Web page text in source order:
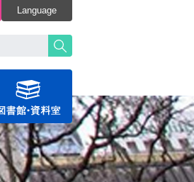
Language